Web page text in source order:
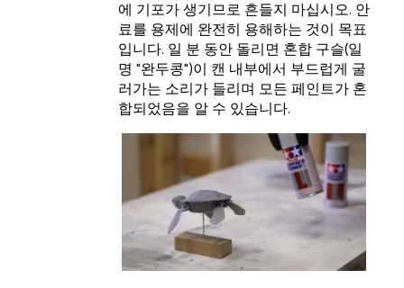
에 기포가 생기므로 흔들지 마십시오. 안
료를 용제에 완전히 용해하는 것이 목표
입니다. 일 분 동안 돌리면 혼합 구슬(일
명 "완두콩")이 캔 내부에서 부드럽게 굴
러가는 소리가 들리며 모든 페인트가 혼
합되었음을 알 수 있습니다.